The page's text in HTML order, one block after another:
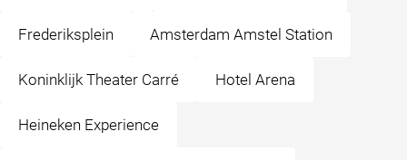
Frederiksplein Amsterdam Amstel Station
Koninklijk Theater Carré Hotel Arena
Heineken Experience